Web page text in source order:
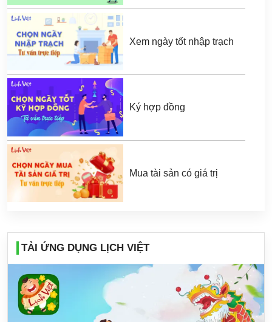
Xem ngày tốt nhập trạch
Ký hợp đồng
Mua tài sản có giá trị
TẢI ỨNG DỤNG LỊCH VIỆT